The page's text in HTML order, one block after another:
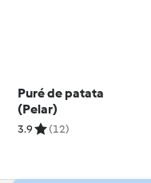
Puré de patata
(Pelar)
3.9 (12)